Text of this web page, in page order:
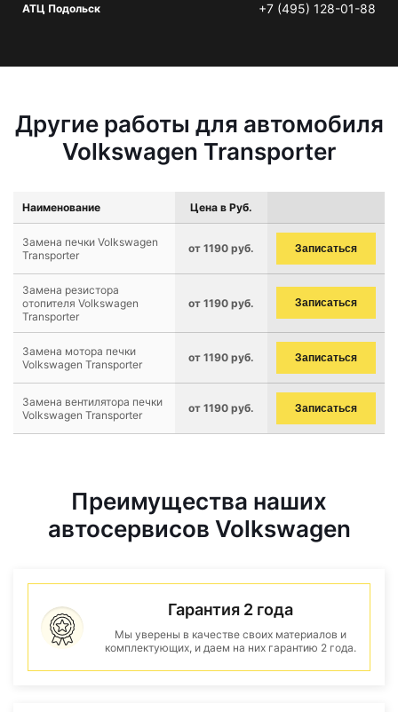
АТЦ Подольск +7 (495) 128-01-88
Другие работы для автомобиля
Volkswagen Transporter
Наименование Цена в Руб.
Замена печки Volkswagen
Transporter
от 1190 руб. Записаться
Замена резистора
отопителя Volkswagen
Transporter
от 1190 руб. Записаться
Замена мотора печки
Volkswagen Transporter
от 1190 руб. Записаться
Замена вентилятора печки
Volkswagen Transporter
от 1190 руб. Записаться
Преимущества наших
автосервисов Volkswagen
Гарантия 2 года
Мы уверены в качестве своих материалов и
комплектующих, и даем на них гарантию 2 года.